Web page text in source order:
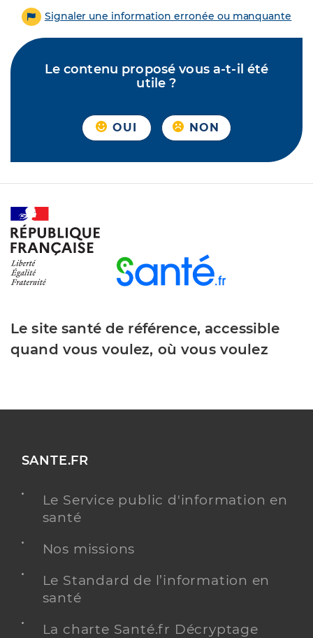
Signaler une information erronée ou manquante
Le contenu proposé vous a-t-il été
utile ?
OUI NON
Le site santé de référence, accessible
quand vous voulez, où vous voulez
SANTE.FR
Le Service public d'information en
santé
Nos missions
Le Standard de l’information en
santé
La charte Santé.fr Décryptage